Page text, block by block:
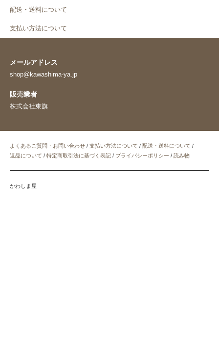
配送・送料について
支払い方法について
メールアドレス
shop@kawashima-ya.jp
販売業者
株式会社東旗
よくあるご質問・お問い合わせ / 支払い方法について / 配送・送料について /
返品について / 特定商取引法に基づく表記 / プライバシーポリシー / 読み物
かわしま屋